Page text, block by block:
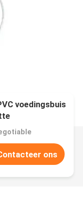
voedingsbuis
ons